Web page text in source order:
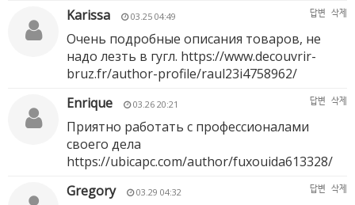
Karissa
03.25 04:49 답변 삭제
Очень подробные описания товаров, не
надо лезть в гугл. https://www.decouvrir-
bruz.fr/author-profile/raul23i4758962/
Enrique
03.26 20:21 답변 삭제
Приятно работать с профессионалами
своего дела
https://ubicapc.com/author/fuxouida613328/
Gregory
03.29 04:32 답변 삭제